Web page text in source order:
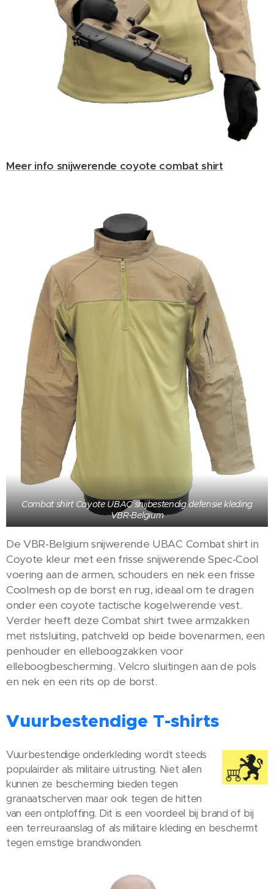
Meer info snijwerende coyote combat shirt
Combat shirt Coyote UBAC snijbestendig defensie kleding
VBR-Belgium
De VBR-Belgium snijwerende UBAC Combat shirt in
Coyote kleur met een frisse snijwerende Spec-Cool
voering aan de armen, schouders en nek een frisse
Coolmesh op de borst en rug, ideaal om te dragen
onder een coyote tactische kogelwerende vest.
Verder heeft deze Combat shirt twee armzakken
met ristsluiting, patchveld op beide bovenarmen, een
penhouder en elleboogzakken voor
elleboogbescherming. Velcro sluitingen aan de pols
en nek en een rits op de borst.
Vuurbestendige T-shirts
Vuurbestendige onderkleding wordt steeds
populairder als militaire uitrusting. Niet allen
kunnen ze bescherming bieden tegen
granaatscherven maar ook tegen de hitten
van een ontploffing. Dit is een voordeel bij brand of bij
een terreuraanslag of als militaire kleding en beschermt
tegen ernstige brandwonden.